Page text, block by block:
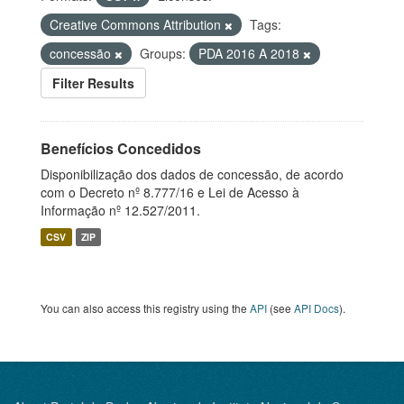
Creative Commons Attribution
Tags:
concessão
Groups:
PDA 2016 A 2018
Filter Results
Benefícios Concedidos
Disponibilização dos dados de concessão, de acordo
com o Decreto nº 8.777/16 e Lei de Acesso à
Informação nº 12.527/2011.
CSV ZIP
You can also access this registry using the API (see API Docs).